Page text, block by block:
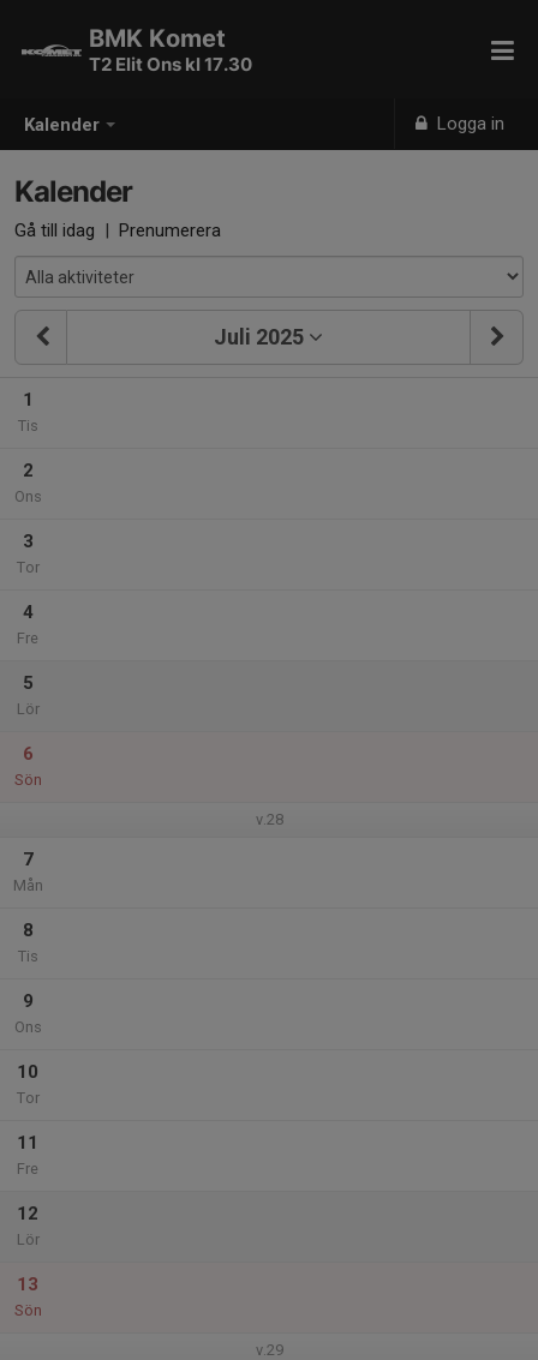
Kalender Logga in
BMK Komet
T2 Elit Ons kl 17.30
Kalender
Gå till idag | Prenumerera
Juli 2025
1
Tis
2
Ons
3
Tor
4
Fre
5
Lör
6
Sön
v.28
7
Mån
8
Tis
9
Ons
10
Tor
11
Fre
12
Lör
13
Sön
v.29